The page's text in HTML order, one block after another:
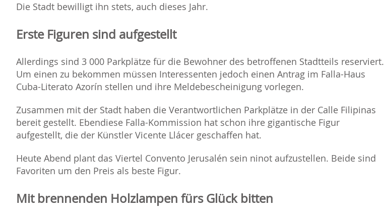
Die Stadt bewilligt ihn stets, auch dieses Jahr.
Erste Figuren sind aufgestellt
Allerdings sind 3 000 Parkplätze für die Bewohner des betroffenen Stadtteils reserviert.
Um einen zu bekommen müssen Interessenten jedoch einen Antrag im Falla-Haus
Cuba-Literato Azorín stellen und ihre Meldebescheinigung vorlegen.
Zusammen mit der Stadt haben die Verantwortlichen Parkplätze in der Calle Filipinas
bereit gestellt. Ebendiese Falla-Kommission hat schon ihre gigantische Figur
aufgestellt, die der Künstler Vicente Llácer geschaffen hat.
Heute Abend plant das Viertel Convento Jerusalén sein ninot aufzustellen. Beide sind
Favoriten um den Preis als beste Figur.
Mit brennenden Holzlampen fürs Glück bitten